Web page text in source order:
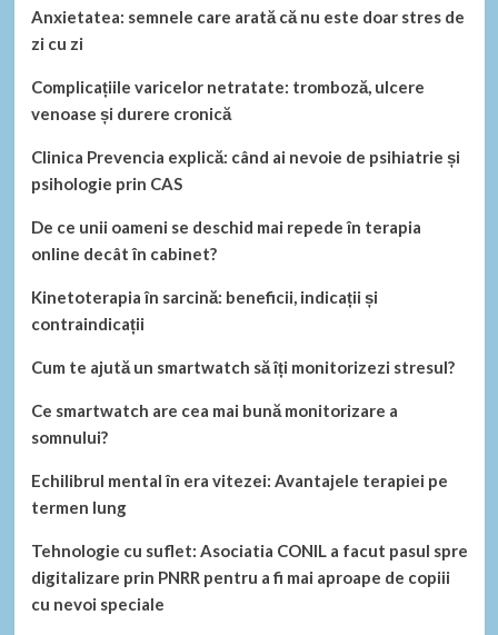
Anxietatea: semnele care arată că nu este doar stres de
zi cu zi
Complicațiile varicelor netratate: tromboză, ulcere
venoase și durere cronică
Clinica Prevencia explică: când ai nevoie de psihiatrie și
psihologie prin CAS
De ce unii oameni se deschid mai repede în terapia
online decât în cabinet?
Kinetoterapia în sarcină: beneficii, indicații și
contraindicații
Cum te ajută un smartwatch să îți monitorizezi stresul?
Ce smartwatch are cea mai bună monitorizare a
somnului?
Echilibrul mental în era vitezei: Avantajele terapiei pe
termen lung
Tehnologie cu suflet: Asociatia CONIL a facut pasul spre
digitalizare prin PNRR pentru a fi mai aproape de copiii
cu nevoi speciale